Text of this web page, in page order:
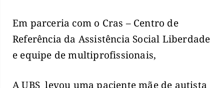
Em parceria com o Cras – Centro de
Referência da Assistência Social Liberdade
e equipe de multiprofissionais,
A UBS levou uma paciente mãe de autista